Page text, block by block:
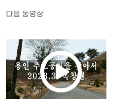
다음 동영상